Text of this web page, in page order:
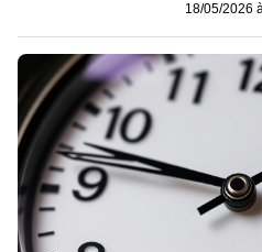
18/05/2026